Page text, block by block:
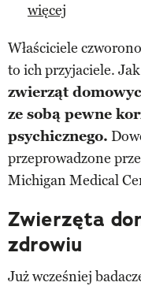
więcej
Właściciele
to ich przyjaciele.
zwierząt
ze sobą pewne
psychicznego.
przeprowadzone
Michigan Medical
Zwierzęta
zdrowiu
Już wcześniej